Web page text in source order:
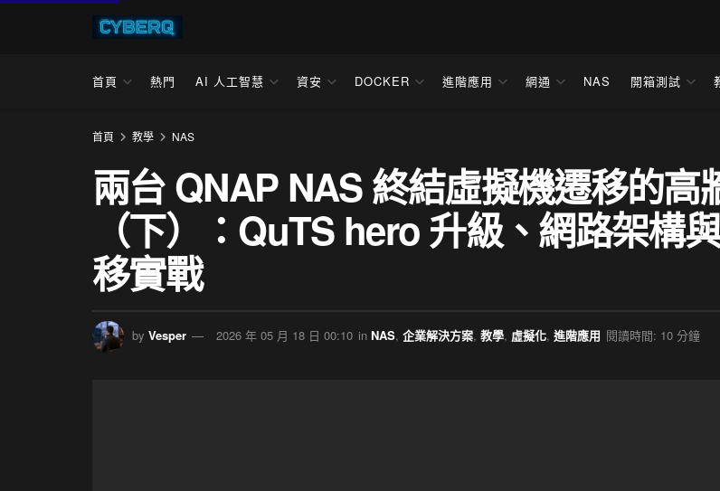
首頁 熱門 AI 人工智慧 資安 DOCKER 進階應用 網通 NAS 開箱測試
首頁 教學 NAS
兩台 QNAP NAS 終結虛擬機遷移的高
（下）：QuTS hero 升級、網路架構
移實戰
by Vesper 2026 年 05 月 18 日 00:10 in NAS, 企業解決方案, 教學, 虛擬化, 進階應用 閱讀時間: 10 分鐘